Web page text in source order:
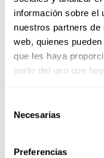
información sobre el
nuestros partners
web, quienes
que les haya
partir del uso que
Necesarias
Preferencias
machos
pareja.